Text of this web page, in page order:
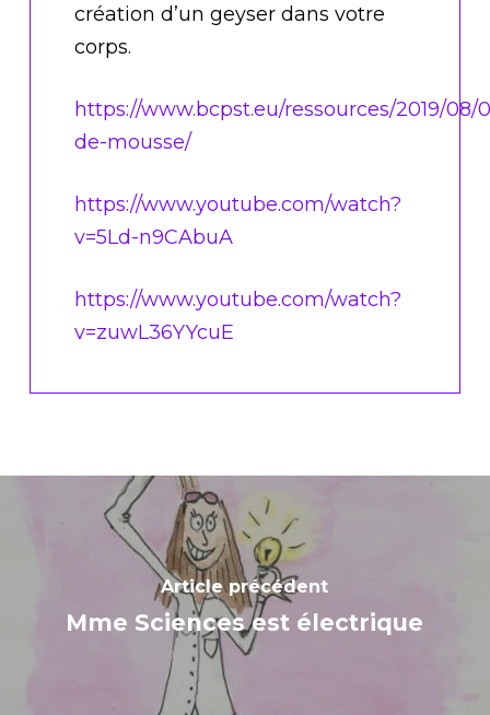
création d’un geyser dans votre
corps.
https://www.bcpst.eu/ressources/2019/08/
de-mousse/
https://www.youtube.com/watch?
v=5Ld-n9CAbuA
https://www.youtube.com/watch?
v=zuwL36YYcuE
Article précédent
Mme Sciences est électrique